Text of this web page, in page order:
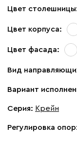
Цвет
Цвет корпуса:
Цвет фасада:
Вид
Вариант
Серия: Крейн
Регулировка